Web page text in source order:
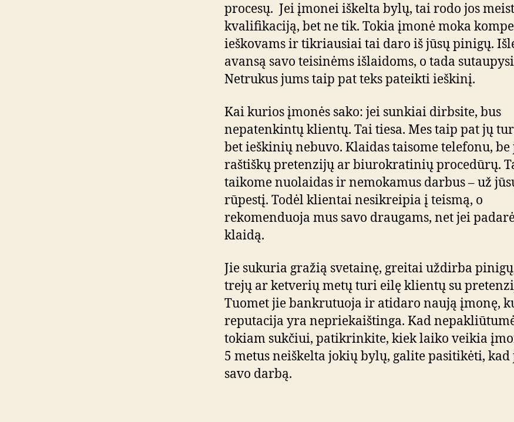
procesų. Jei įmonei iškelta bylų, tai rodo jos
kvalifikaciją, bet ne tik. Tokia įmonė moka
ieškovams ir tikriausiai tai daro iš jūsų pinigų.
avansą savo teisinėms išlaidoms, o tada
Netrukus jums taip pat teks pateikti ieškinį.
Kai kurios įmonės sako: jei sunkiai dirbsite, bus
nepatenkintų klientų. Tai tiesa. Mes taip pat jų
bet ieškinių nebuvo. Klaidas taisome telefonu,
raštiškų pretenzijų ar biurokratinių procedūrų.
taikome nuolaidas ir nemokamus darbus – už
rūpestį. Todėl klientai nesikreipia į teismą, o
rekomenduoja mus savo draugams, net jei
klaidą.
Jie sukuria gražią svetainę, greitai uždirba
trejų ar ketverių metų turi eilę klientų su
Tuomet jie bankrutuoja ir atidaro naują įmonę,
reputacija yra nepriekaištinga. Kad
tokiam sukčiui, patikrinkite, kiek laiko veikia
5 metus neiškelta jokių bylų, galite pasitikėti,
savo darbą.